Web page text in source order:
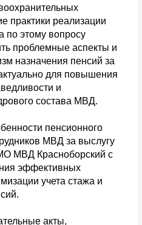
практики реализации
по этому вопросу
проблемные аспекты и
назначения пенсий за
для повышения
и
состава МВД.
пенсионного
МВД за выслугу
МВД Красноборский с
эффективных
учета стажа и
акты,